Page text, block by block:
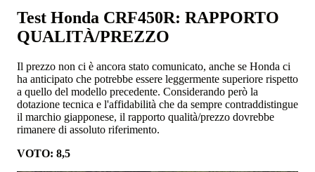
Test Honda CRF450R: RAPPORTO
QUALITÀ/PREZZO
Il prezzo non ci è ancora stato comunicato, anche se Honda ci
ha anticipato che potrebbe essere leggermente superiore rispetto
a quello del modello precedente. Considerando però la
dotazione tecnica e l'affidabilità che da sempre contraddistingue
il marchio giapponese, il rapporto qualità/prezzo dovrebbe
rimanere di assoluto riferimento.
VOTO: 8,5